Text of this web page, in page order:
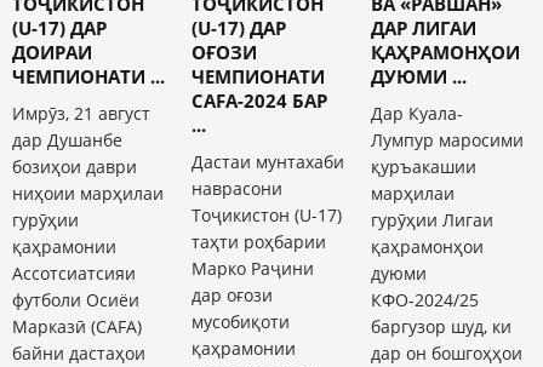
(U-17) ДАР
ДОИРАИ
ЧЕМПИОНАТИ ...
Имрӯз, 21 август
дар Душанбе
бозиҳои даври
ниҳоии марҳилаи
гурӯҳии
қаҳрамонии
Ассотсиатсияи
футболи Осиёи
Марказӣ (CAFA)
байни дастаҳои
(U-17) ДАР
ОҒОЗИ
ЧЕМПИОНАТИ
CAFA-2024 БАР
...
Дастаи мунтахаби
наврасони
Тоҷикистон (U-17)
таҳти роҳбарии
Марко Раҷини
дар оғози
мусобиқоти
қаҳрамонии
ДАР ЛИГАИ
ҚАҲРАМОНҲОИ
ДУЮМИ ...
Дар Куала-
Лумпур маросими
қуръакашии
марҳилаи
гурӯҳии Лигаи
қаҳрамонҳои
дуюми
КФО-2024/25
баргузор шуд, ки
дар он бошгоҳҳои